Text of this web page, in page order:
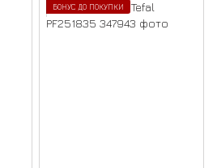
БОНУС ДО ПОКУПКИ